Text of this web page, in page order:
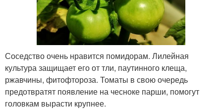
Соседство очень нравится помидорам. Лилейная
культура защищает его от тли, паутинного клеща,
ржавчины, фитофтороза. Томаты в свою очередь
предотвратят появление на чесноке парши, помогут
головкам вырасти крупнее.